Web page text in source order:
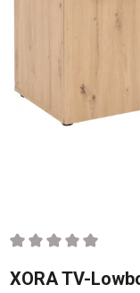
Durchschnittliche
XORA TV-